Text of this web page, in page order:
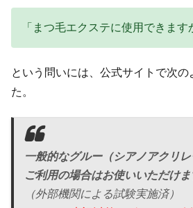
「まつ毛エクステに使用できます
という問いには、公式サイトで次の
た。
一般的なグルー（シアノアクリ
ご利用の場合はお使いいただけま
（外部機関による試験実施済）